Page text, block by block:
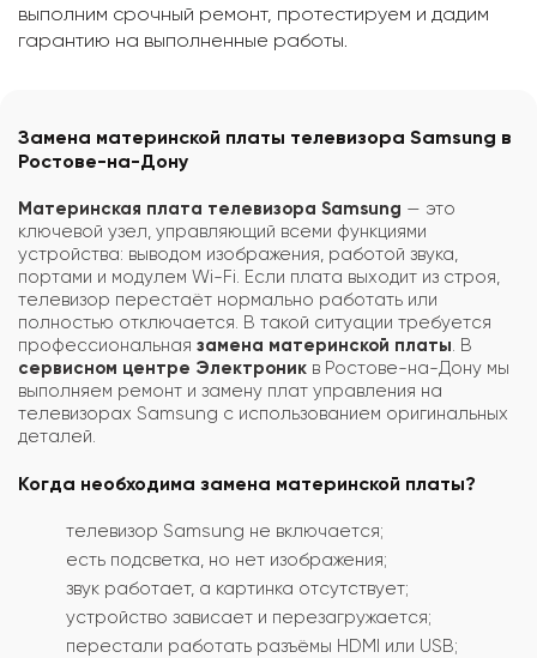
выполним срочный ремонт, протестируем и дадим
гарантию на выполненные работы.
Замена материнской платы телевизора Samsung в
Ростове-на-Дону
Материнская плата телевизора Samsung — это
ключевой узел, управляющий всеми функциями
устройства: выводом изображения, работой звука,
портами и модулем Wi-Fi. Если плата выходит из строя,
телевизор перестаёт нормально работать или
полностью отключается. В такой ситуации требуется
профессиональная замена материнской платы . В
сервисном центре Электроник в Ростове-на-Дону мы
выполняем ремонт и замену плат управления на
телевизорах Samsung с использованием оригинальных
деталей.
Когда необходима замена материнской платы?
телевизор Samsung не включается;
есть подсветка, но нет изображения;
звук работает, а картинка отсутствует;
устройство зависает и перезагружается;
перестали работать разъёмы HDMI или USB;